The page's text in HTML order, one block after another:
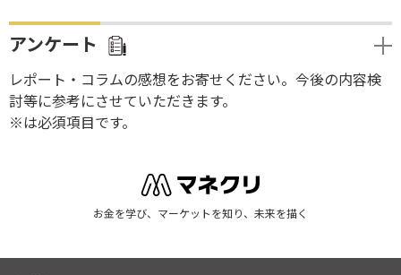
アンケート
レポート・コラムの感想をお寄せください。今後の内容検
討等に参考にさせていただきます。
※は必須項目です。
お金を学び、マーケットを知り、未来を描く